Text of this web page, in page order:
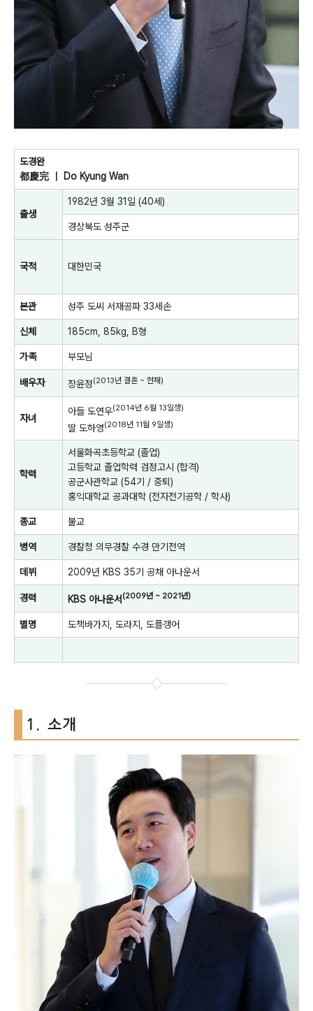
도경완
都慶完 ｜ Do Kyung Wan
출생
1982년 3월 31일 (40세)
경상북도 성주군
국적 대한민국
본관 성주 도씨 서재공파 33세손
신체 185cm, 85kg, B형
가족 부모님
배우자 장윤정(2013년 결혼 ~ 현재)
자녀
아들 도연우(2014년 6월 13일생)
딸 도하영(2018년 11월 9일생)
학력
서울화곡초등학교 (졸업)
고등학교 졸업학력 검정고시 (합격)
공군사관학교 (54기 / 중퇴)
홍익대학교 공과대학 (전자전기공학 / 학사)
종교 불교
병역 경찰청 의무경찰 수경 만기전역
데뷔 2009년 KBS 35기 공채 아나운서
경력 KBS 아나운서 (2009년 ~ 2021년)
별명 도책바가지 도라지 도플갱어
1. 소개